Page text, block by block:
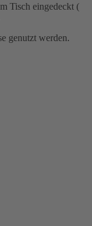
Tisch eingedeckt (
genutzt werden.